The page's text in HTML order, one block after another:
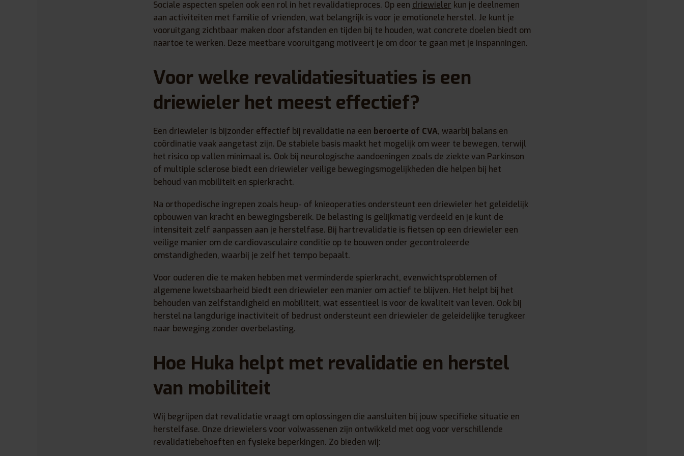
Sociale aspecten spelen ook een rol in het revalidatieproces. Op een driewieler kun je deelnemen
aan activiteiten met familie of vrienden, wat belangrijk is voor je emotionele herstel. Je kunt je
vooruitgang zichtbaar maken door afstanden en tijden bij te houden, wat concrete doelen biedt om
naartoe te werken. Deze meetbare vooruitgang motiveert je om door te gaan met je inspanningen.
Voor welke revalidatiesituaties is een
driewieler het meest effectief?
Een driewieler is bijzonder effectief bij revalidatie na een beroerte of CVA, waarbij balans en
coördinatie vaak aangetast zijn. De stabiele basis maakt het mogelijk om weer te bewegen, terwijl
het risico op vallen minimaal is. Ook bij neurologische aandoeningen zoals de ziekte van Parkinson
of multiple sclerose biedt een driewieler veilige bewegingsmogelijkheden die helpen bij het
behoud van mobiliteit en spierkracht.
Na orthopedische ingrepen zoals heup- of knieoperaties ondersteunt een driewieler het geleidelijk
opbouwen van kracht en bewegingsbereik. De belasting is gelijkmatig verdeeld en je kunt de
intensiteit zelf aanpassen aan je herstelfase. Bij hartrevalidatie is fietsen op een driewieler een
veilige manier om de cardiovasculaire conditie op te bouwen onder gecontroleerde
omstandigheden, waarbij je zelf het tempo bepaalt.
Voor ouderen die te maken hebben met verminderde spierkracht, evenwichtsproblemen of
algemene kwetsbaarheid biedt een driewieler een manier om actief te blijven. Het helpt bij het
behouden van zelfstandigheid en mobiliteit, wat essentieel is voor de kwaliteit van leven. Ook bij
herstel na langdurige inactiviteit of bedrust ondersteunt een driewieler de geleidelijke terugkeer
naar beweging zonder overbelasting.
Hoe Huka helpt met revalidatie en herstel
van mobiliteit
Wij begrijpen dat revalidatie vraagt om oplossingen die aansluiten bij jouw specifieke situatie en
herstelfase. Onze driewielers voor volwassenen zijn ontwikkeld met oog voor verschillende
revalidatiebehoeften en fysieke beperkingen. Zo bieden wij: